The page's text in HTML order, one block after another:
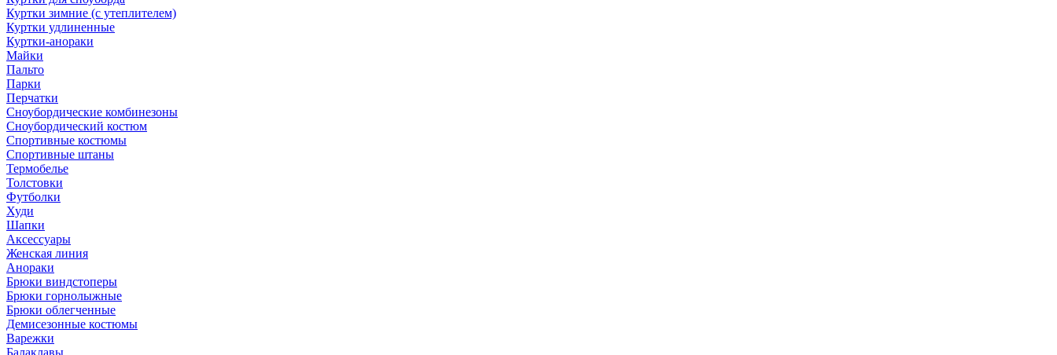
Куртки зимние (с утеплителем)
Куртки удлиненные
Куртки-анораки
Майки
Пальто
Парки
Перчатки
Сноубордические комбинезоны
Сноубордический костюм
Спортивные костюмы
Спортивные штаны
Термобелье
Толстовки
Футболки
Худи
Шапки
Аксессуары
Женская линия
Анораки
Брюки виндстоперы
Брюки горнолыжные
Брюки облегченные
Демисезонные костюмы
Варежки
Балаклавы